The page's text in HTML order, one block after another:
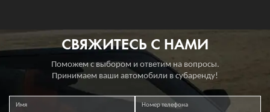
СВЯЖИТЕСЬ С НАМИ
Поможем с выбором и ответим на вопросы.
Принимаем ваши автомобили в субаренду!